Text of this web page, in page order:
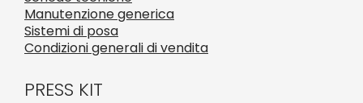
Manutenzione generica
Sistemi di posa
Condizioni generali di vendita
PRESS KIT